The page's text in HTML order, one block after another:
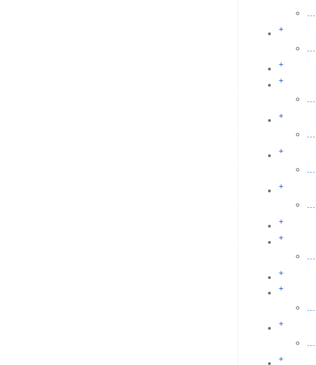
+
+
+
...
+
...
+
...
+
...
+
+
+
+
+
+